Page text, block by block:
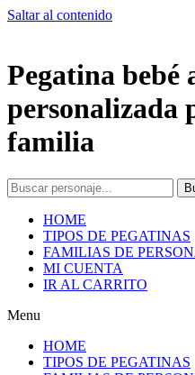
Saltar al contenido
Pegatina bebé
personalizada
familia
HOME
TIPOS DE PEGATINAS
FAMILIAS DE
MI CUENTA
IR AL CARRITO
Menu
HOME
TIPOS DE PEGATINAS